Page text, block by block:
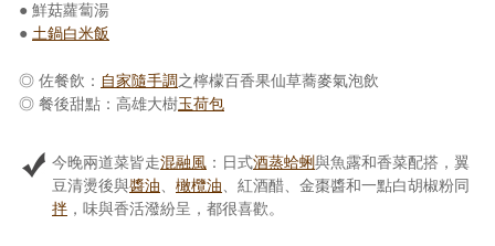
● 鮮菇蘿蔔湯
● 土鍋白米飯
◎ 佐餐飲： 自家隨手調之檸檬百香果仙草蕎麥氣泡飲
◎ 餐後甜點：高雄大樹玉荷包
今晚兩道菜皆走混融風 ：日式酒蒸蛤蜊與魚露和香菜配搭，翼
豆清燙後與醬油、 橄欖油、紅酒醋、金棗醬和一點白胡椒粉同
拌 ，味與香活潑紛呈，都很喜歡。